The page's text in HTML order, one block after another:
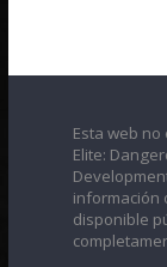
Esta web
Elite:
información
disponible